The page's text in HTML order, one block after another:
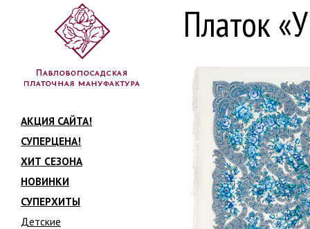
АКЦИЯ САЙТА!
СУПЕРЦЕНА!
ХИТ СЕЗОНА
НОВИНКИ
СУПЕРХИТЫ
Детские
Платок